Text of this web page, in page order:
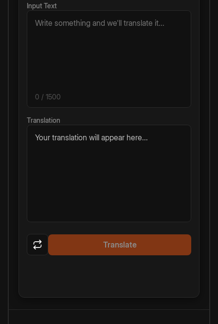
Input Text
0 / 1500
Translation
Your translation will appear here...
Translate